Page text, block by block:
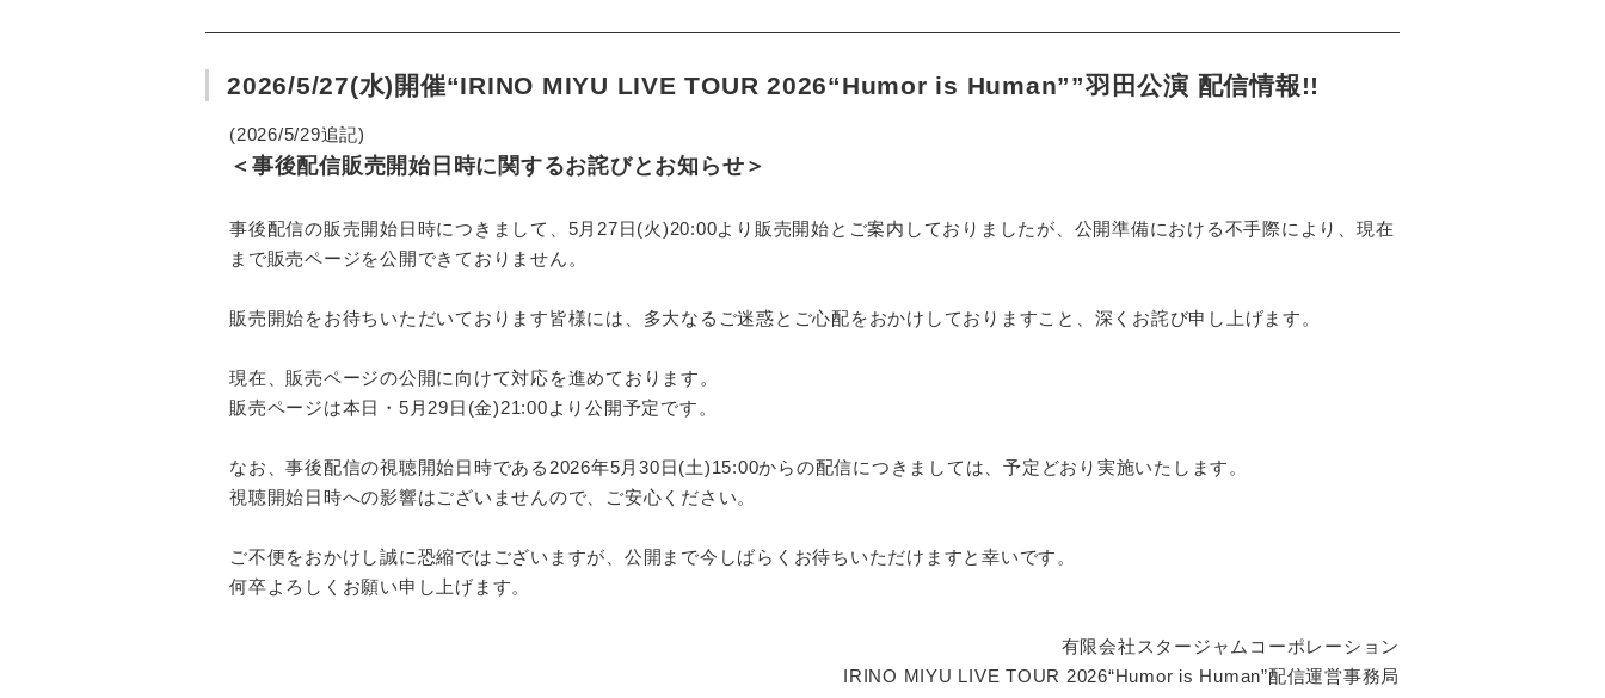
2026/5/27(水)開催“IRINO MIYU LIVE TOUR 2026“Humor is Human””羽田公演 配信情報!!
(2026/5/29追記)
＜事後配信販売開始日時に関するお詫びとお知らせ＞
事後配信の販売開始日時につきまして、5月27日(火)20:00より販売開始とご案内しておりましたが、公開準備における不手際により、現在
まで販売ページを公開できておりません。
販売開始をお待ちいただいております皆様には、多大なるご迷惑とご心配をおかけしておりますこと、深くお詫び申し上げます。
現在、販売ページの公開に向けて対応を進めております。
販売ページは本日・5月29日(金)21:00より公開予定です。
なお、事後配信の視聴開始日時である2026年5月30日(土)15:00からの配信につきましては、予定どおり実施いたします。
視聴開始日時への影響はございませんので、ご安心ください。
ご不便をおかけし誠に恐縮ではございますが、公開まで今しばらくお待ちいただけますと幸いです。
何卒よろしくお願い申し上げます。
有限会社スタージャムコーポレーション
IRINO MIYU LIVE TOUR 2026“Humor is Human”配信運営事務局